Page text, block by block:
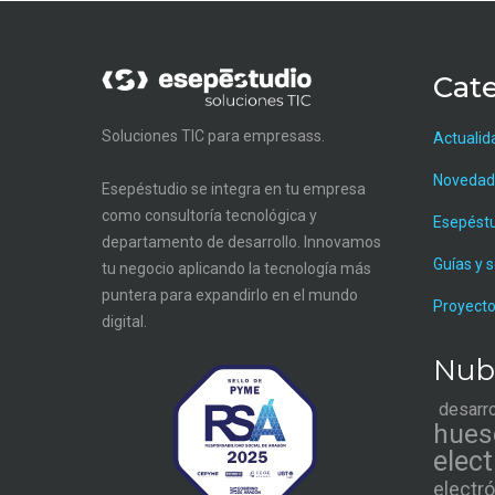
Soluciones TIC para empresass.
Esepéstudio se integra en tu empresa
como consultoría tecnológica y
departamento de desarrollo. Innovamos
tu negocio aplicando la tecnología más
puntera para expandirlo en el mundo
digital.
Guías y